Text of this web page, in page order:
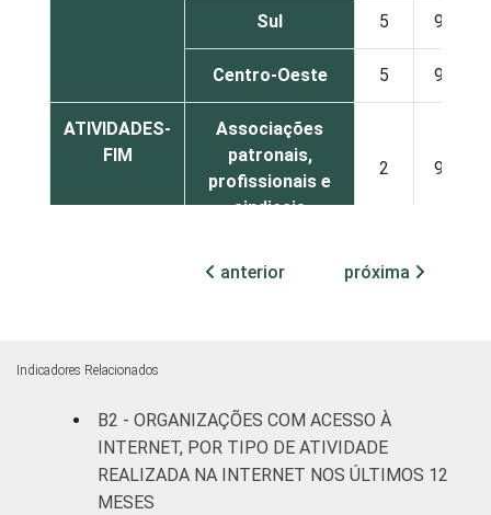
Sul 5 94
Centro-Oeste 5 94
ATIVIDADES-
FIM
Associações
patronais,
profissionais e
sindicais
2 95
Cultura e
2
Desenvolvimento
e defesa de
direitos
6
anterior próxima
Indicadores Relacionados
B2 - ORGANIZAÇÕES COM ACESSO À
INTERNET, POR TIPO DE ATIVIDADE
REALIZADA NA INTERNET NOS ÚLTIMOS 12
MESES